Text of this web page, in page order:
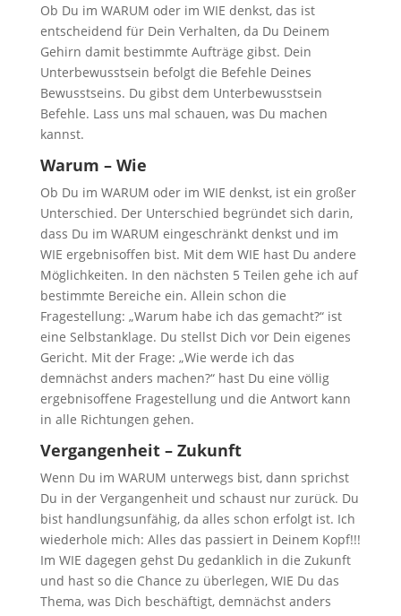
Ob Du im WARUM oder im WIE denkst, das ist
entscheidend für Dein Verhalten, da Du Deinem
Gehirn damit bestimmte Aufträge gibst. Dein
Unterbewusstsein befolgt die Befehle Deines
Bewusstseins. Du gibst dem Unterbewusstsein
Befehle. Lass uns mal schauen, was Du machen
kannst.
Warum – Wie
Ob Du im WARUM oder im WIE denkst, ist ein großer
Unterschied. Der Unterschied begründet sich darin,
dass Du im WARUM eingeschränkt denkst und im
WIE ergebnisoffen bist. Mit dem WIE hast Du andere
Möglichkeiten. In den nächsten 5 Teilen gehe ich auf
bestimmte Bereiche ein. Allein schon die
Fragestellung: „Warum habe ich das gemacht?“ ist
eine Selbstanklage. Du stellst Dich vor Dein eigenes
Gericht. Mit der Frage: „Wie werde ich das
demnächst anders machen?“ hast Du eine völlig
ergebnisoffene Fragestellung und die Antwort kann
in alle Richtungen gehen.
Vergangenheit – Zukunft
Wenn Du im WARUM unterwegs bist, dann sprichst
Du in der Vergangenheit und schaust nur zurück. Du
bist handlungsunfähig, da alles schon erfolgt ist. Ich
wiederhole mich: Alles das passiert in Deinem Kopf!!!
Im WIE dagegen gehst Du gedanklich in die Zukunft
und hast so die Chance zu überlegen, WIE Du das
Thema, was Dich beschäftigt, demnächst anders